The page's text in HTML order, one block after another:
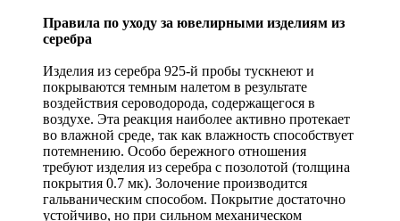
Правила по уходу за ювелирными изделиям из
серебра
Изделия из серебра 925-й пробы тускнеют и
покрываются темным налетом в результате
воздействия сероводорода, содержащегося в
воздухе. Эта реакция наиболее активно протекает
во влажной среде, так как влажность способствует
потемнению. Особо бережного отношения
требуют изделия из серебра с позолотой (толщина
покрытия 0.7 мк). Золочение производится
гальваническим способом. Покрытие достаточно
устойчиво, но при сильном механическом